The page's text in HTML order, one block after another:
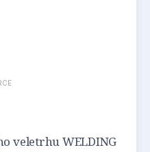
veletrhu WELDING